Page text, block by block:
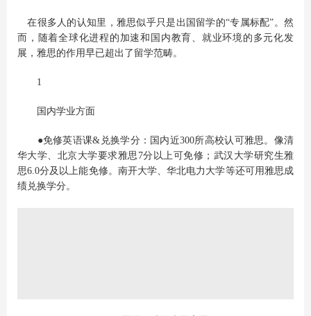
在很多人的认知里，雅思似乎只是出国留学的“专属标配”。然
而，随着全球化进程的加速和国内教育、就业环境的多元化发
展，雅思的作用早已超出了留学范畴。
1
国内学业方面
●免修英语课&兑换学分：国内近300所高校认可雅思。像清
华大学、北京大学要求雅思7分以上可免修；武汉大学研究生雅
思6.0分及以上能免修。南开大学、华北电力大学等还可用雅思成
绩兑换学分。